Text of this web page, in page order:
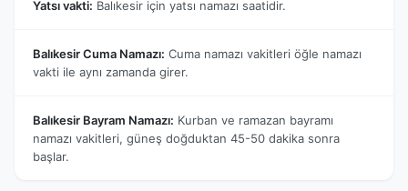
Yatsı vakti: Balıkesir için yatsı namazı saatidir.
Balıkesir Cuma Namazı: Cuma namazı vakitleri öğle namazı
vakti ile aynı zamanda girer.
Balıkesir Bayram Namazı: Kurban ve ramazan bayramı
namazı vakitleri, güneş doğduktan 45-50 dakika sonra
başlar.